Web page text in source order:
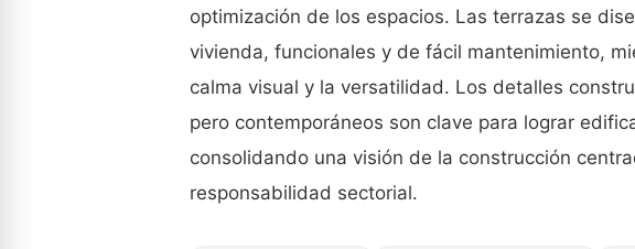
optimización de los espacios. Las terrazas se
vivienda, funcionales y de fácil mantenimiento,
calma visual y la versatilidad. Los detalles
pero contemporáneos son clave para lograr
consolidando una visión de la construcción
responsabilidad sectorial.